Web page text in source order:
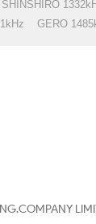
SHINSHIRO
GERO